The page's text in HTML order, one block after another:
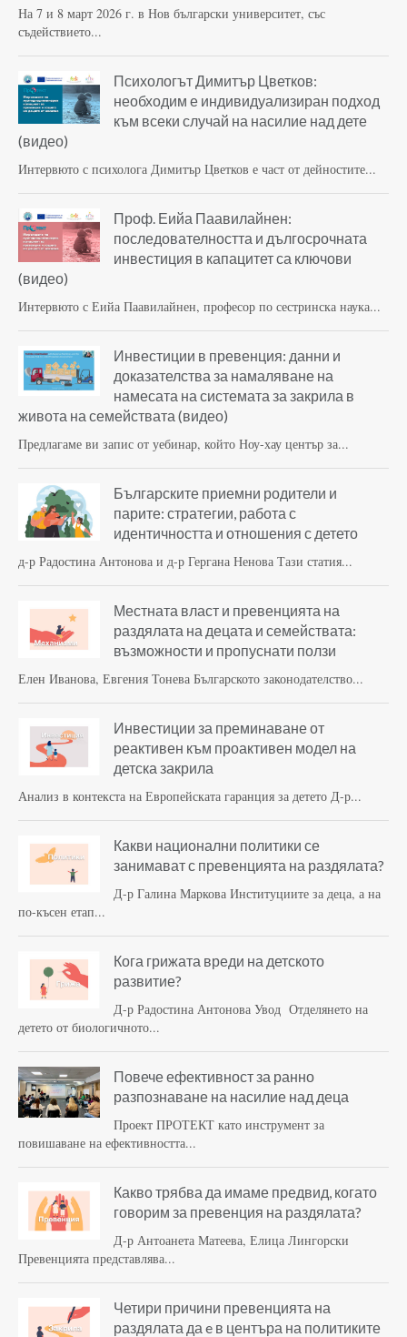
На 7 и 8 март 2026 г. в Нов български университет, със
съдействието...
Психологът Димитър Цветков:
необходим е индивидуализиран подход
към всеки случай на насилие над дете
(видео)
Интервюто с психолога Димитър Цветков е част от дейностите...
Проф. Еийа Паавилайнен:
последователността и дългосрочната
инвестиция в капацитет са ключови
(видео)
Интервюто с Еийа Паавилайнен, професор по сестринска наука...
Инвестиции в превенция: данни и
доказателства за намаляване на
намесата на системата за закрила в
живота на семействата (видео)
Предлагаме ви запис от уебинар, който Ноу-хау център за...
Българските приемни родители и
парите: стратегии, работа с
идентичността и отношения с детето
д-р Радостина Антонова и д-р Гергана Ненова Тази статия...
Местната власт и превенцията на
раздялата на децата и семействата:
възможности и пропуснати ползи
Елен Иванова, Евгения Тонева Българското законодателство...
Инвестиции за преминаване от
реактивен към проактивен модел на
детска закрила
Анализ в контекста на Европейската гаранция за детето Д-р...
Какви национални политики се
занимават с превенцията на раздялата?
Д-р Галина Маркова Институциите за деца, а на
по-късен етап...
Кога грижата вреди на детското
развитие?
Д-р Радостина Антонова Увод Отделянето на
детето от биологичното...
Повече ефективност за ранно
разпознаване на насилие над деца
Проект ПРОТЕКТ като инструмент за
повишаване на ефективността...
Какво трябва да имаме предвид, когато
говорим за превенция на раздялата?
Д-р Антоанета Матеева, Елица Лингорски
Превенцията представлява...
Четири причини превенцията на
раздялата да e в центъра на политиките